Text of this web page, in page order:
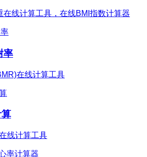
在线计算工具，在线BMI指数计算器
率
在线计算工具
线计算工具